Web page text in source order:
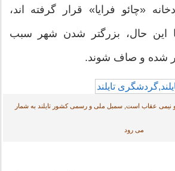
«چائو فرایا» قرار گرفته اند،
حال، بزرگتر شدن شهر سبب
و صاف شوند.
عقاب است, سمبل ملی و رسمی کشور تایلند به شمار
می رود